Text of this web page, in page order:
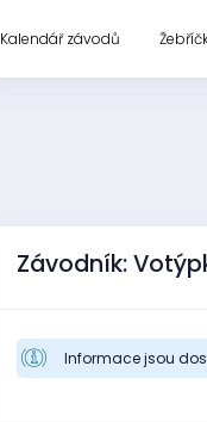
Kalendář závodů
Závodník:
Informace jsou